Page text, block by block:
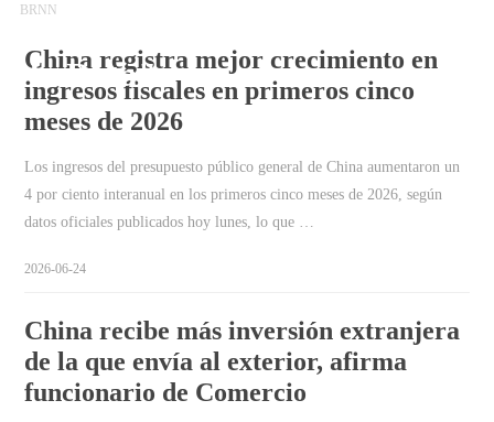
la Ruta"
BRNN
China registra mejor crecimiento en
ingresos fiscales en primeros cinco
meses de 2026
Los ingresos del presupuesto público general de China aumentaron un
4 por ciento interanual en los primeros cinco meses de 2026, según
datos oficiales publicados hoy lunes, lo que …
2026-06-24
China recibe más inversión extranjera
de la que envía al exterior, afirma
funcionario de Comercio